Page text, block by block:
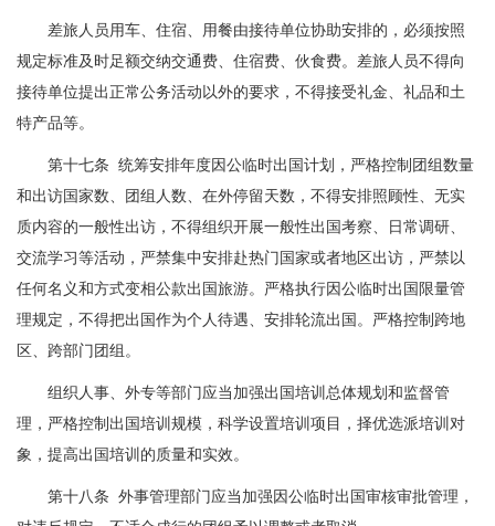
差旅人员用车、住宿、用餐由接待单位协助安排的，必须按照
规定标准及时足额交纳交通费、住宿费、伙食费。差旅人员不得向
接待单位提出正常公务活动以外的要求，不得接受礼金、礼品和土
特产品等。
第十七条 统筹安排年度因公临时出国计划，严格控制团组数量
和出访国家数、团组人数、在外停留天数，不得安排照顾性、无实
质内容的一般性出访，不得组织开展一般性出国考察、日常调研、
交流学习等活动，严禁集中安排赴热门国家或者地区出访，严禁以
任何名义和方式变相公款出国旅游。严格执行因公临时出国限量管
理规定，不得把出国作为个人待遇、安排轮流出国。严格控制跨地
区、跨部门团组。
组织人事、外专等部门应当加强出国培训总体规划和监督管
理，严格控制出国培训规模，科学设置培训项目，择优选派培训对
象，提高出国培训的质量和实效。
第十八条 外事管理部门应当加强因公临时出国审核审批管理，